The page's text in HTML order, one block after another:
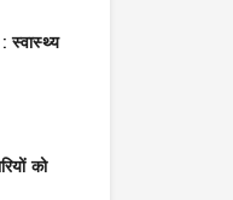
स्वास्थ्य
को